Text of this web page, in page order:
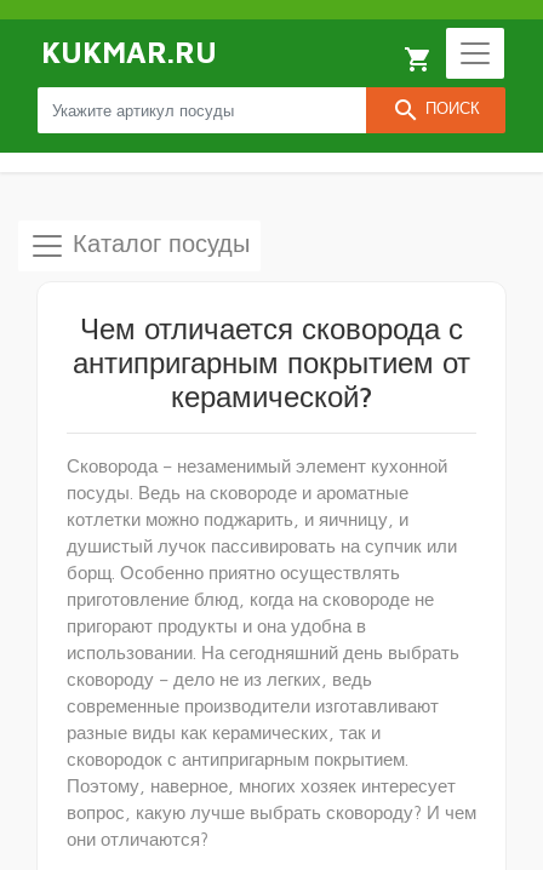
KUKMAR.RU
search ПОИСК
local_grocery_store
Каталог посуды
Чем отличается сковорода с
антипригарным покрытием от
керамической?
Сковорода – незаменимый элемент кухонной
посуды. Ведь на сковороде и ароматные
котлетки можно поджарить, и яичницу, и
душистый лучок пассивировать на супчик или
борщ. Особенно приятно осуществлять
приготовление блюд, когда на сковороде не
пригорают продукты и она удобна в
использовании. На сегодняшний день выбрать
сковороду – дело не из легких, ведь
современные производители изготавливают
разные виды как керамических, так и
сковородок с антипригарным покрытием.
Поэтому, наверное, многих хозяек интересует
вопрос, какую лучше выбрать сковороду? И чем
они отличаются?